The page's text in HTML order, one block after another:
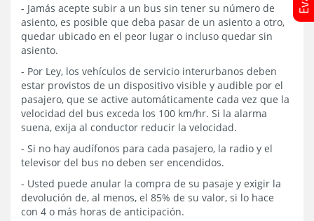
- Jamás acepte subir a un bus sin tener su número de
asiento, es posible que deba pasar de un asiento a otro,
quedar ubicado en el peor lugar o incluso quedar sin
asiento.
- Por Ley, los vehículos de servicio interurbanos deben
estar provistos de un dispositivo visible y audible por el
pasajero, que se active automáticamente cada vez que la
velocidad del bus exceda los 100 km/hr. Si la alarma
suena, exija al conductor reducir la velocidad.
- Si no hay audífonos para cada pasajero, la radio y el
televisor del bus no deben ser encendidos.
- Usted puede anular la compra de su pasaje y exigir la
devolución de, al menos, el 85% de su valor, si lo hace
con 4 o más horas de anticipación.